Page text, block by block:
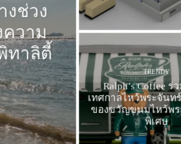
ช่วง
ความ
ทาลิตี้
TRENDY
Ralph’s Coffee ร่
เทศกาลไหว้พระจันท
ของขวัญขนมไหว้พ
พิเศษ